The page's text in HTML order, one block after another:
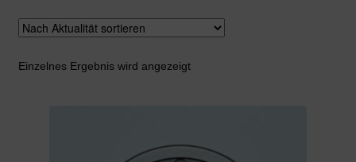
Verteilergetriebe
Warenkorb
Einzelnes Ergebnis wird angezeigt